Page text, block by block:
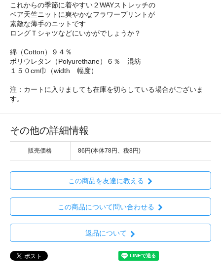
これからの季節に着やすい２WAYストレッチの
ベア天竺ニットに爽やかなフラワープリントが
素敵な薄手のニットです
ロングＴシャツなどにいかがでしょうか？
綿（Cotton）９４％
ポリウレタン（Polyurethane）６％ 混紡
１５０cm巾（width 幅度）
注：カートに入りましても在庫を切らしている場合がございま
す。
その他の詳細情報
販売価格 86円(本体78円、税8円)
この商品を友達に教える
この商品について問い合わせる
返品について